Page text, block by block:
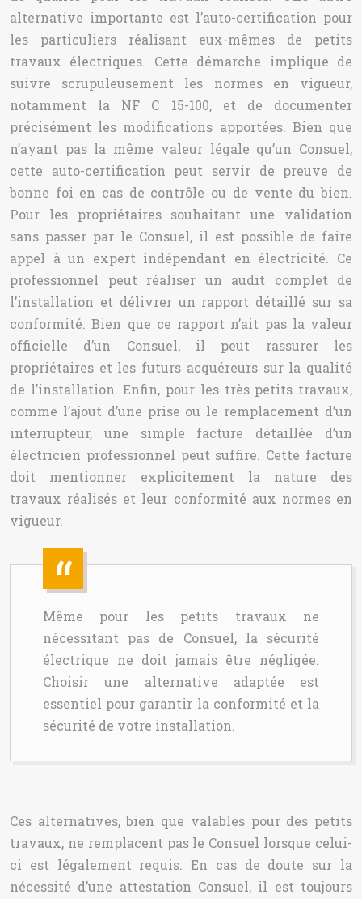
alternative importante est l’auto-certification pour
les particuliers réalisant eux-mêmes de petits
travaux électriques. Cette démarche implique de
suivre scrupuleusement les normes en vigueur,
notamment la NF C 15-100, et de documenter
précisément les modifications apportées. Bien que
n’ayant pas la même valeur légale qu’un Consuel,
cette auto-certification peut servir de preuve de
bonne foi en cas de contrôle ou de vente du bien.
Pour les propriétaires souhaitant une validation
sans passer par le Consuel, il est possible de faire
appel à un expert indépendant en électricité. Ce
professionnel peut réaliser un audit complet de
l’installation et délivrer un rapport détaillé sur sa
conformité. Bien que ce rapport n’ait pas la valeur
officielle d’un Consuel, il peut rassurer les
propriétaires et les futurs acquéreurs sur la qualité
de l’installation. Enfin, pour les très petits travaux,
comme l’ajout d’une prise ou le remplacement d’un
interrupteur, une simple facture détaillée d’un
électricien professionnel peut suffire. Cette facture
doit mentionner explicitement la nature des
travaux réalisés et leur conformité aux normes en
vigueur.
Même pour les petits travaux ne
nécessitant pas de Consuel, la sécurité
électrique ne doit jamais être négligée.
Choisir une alternative adaptée est
essentiel pour garantir la conformité et la
sécurité de votre installation.
Ces alternatives, bien que valables pour des petits
travaux, ne remplacent pas le Consuel lorsque celui-
ci est légalement requis. En cas de doute sur la
nécessité d’une attestation Consuel, il est toujours